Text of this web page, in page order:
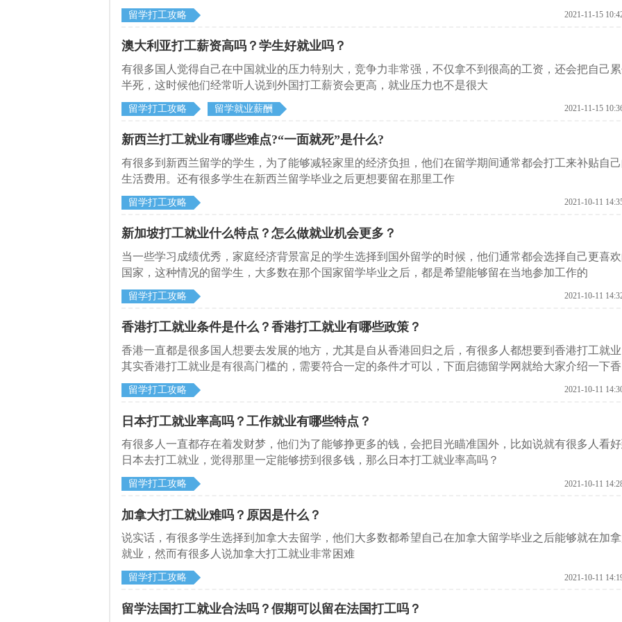
留学打工攻略 2021-11-15
澳大利亚打工薪资高吗？学生好就业吗？
有很多国人觉得自己在中国就业的压力特别大，竞争力非常强，不仅拿不到很高的工资，还会把自己
半死，这时候他们经常听人说到外国打工薪资会更高，就业压力也不是很大
留学打工攻略 留学就业薪酬 2021-11-15
新西兰打工就业有哪些难点?“一面就死”是什么?
有很多到新西兰留学的学生，为了能够减轻家里的经济负担，他们在留学期间通常都会打工来补贴自
生活费用。还有很多学生在新西兰留学毕业之后更想要留在那里工作
留学打工攻略 2021-10-11
新加坡打工就业什么特点？怎么做就业机会更多？
当一些学习成绩优秀，家庭经济背景富足的学生选择到国外留学的时候，他们通常都会选择自己更喜
国家，这种情况的留学生，大多数在那个国家留学毕业之后，都是希望能够留在当地参加工作的
留学打工攻略 2021-10-11
香港打工就业条件是什么？香港打工就业有哪些政策？
香港一直都是很多国人想要去发展的地方，尤其是自从香港回归之后，有很多人都想要到香港打工就业
其实香港打工就业是有很高门槛的，需要符合一定的条件才可以，下面启德留学网就给大家介绍一下香
打工就业必须条件是什么？
留学打工攻略 2021-10-11
日本打工就业率高吗？工作就业有哪些特点？
有很多人一直都存在着发财梦，他们为了能够挣更多的钱，会把目光瞄准国外，比如说就有很多人看好
日本去打工就业，觉得那里一定能够捞到很多钱，那么日本打工就业率高吗？
留学打工攻略 2021-10-11
加拿大打工就业难吗？原因是什么？
说实话，有很多学生选择到加拿大去留学，他们大多数都希望自己在加拿大留学毕业之后能够就在加
就业，然而有很多人说加拿大打工就业非常困难
留学打工攻略 2021-10-11
留学法国打工就业合法吗？假期可以留在法国打工吗？